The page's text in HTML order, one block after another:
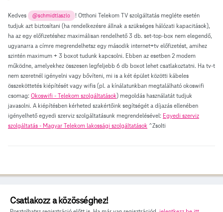
Kedves @schmidtlaszlo
! Otthoni Telekom TV szolgáltatás megléte esetén
tudjuk azt biztosítani (ha rendelkezésre állnak a szükséges hálózati kapacitások),
ha az egy előfizetéshez maximálisan rendelhető 3 db. set-top-box nem elegendő,
ugyanarra a címre megrendelhetsz egy második internet+tv előfizetést, amihez
szintén maximum + 3 boxot tudunk kapcsolni. Ebben az esetben 2 modem
működne, amelyekhez összesen legfeljebb 6 db boxot lehet csatlakoztatni. Ha tv-t
nem szeretnél igényelni vagy bővíteni, mi is a két épület közötti kábeles
összeköttetés kiépítését vagy wifis (pl. a kínálatunkban megtalálható okoswifi
csomag: Okoswifi - Telekom szolgáltatások) megoldás használatát tudjuk
javasolni. A kiépítésben kérheted szakértőink segítségét a díjazás ellenében
igényelhető egyedi szerviz szolgáltatásunk megrendelésével: Egyedi szerviz
szolgáltatás - Magyar Telekom lakossági szolgáltatások ^Zsolti
Csatlakozz a közösséghez!